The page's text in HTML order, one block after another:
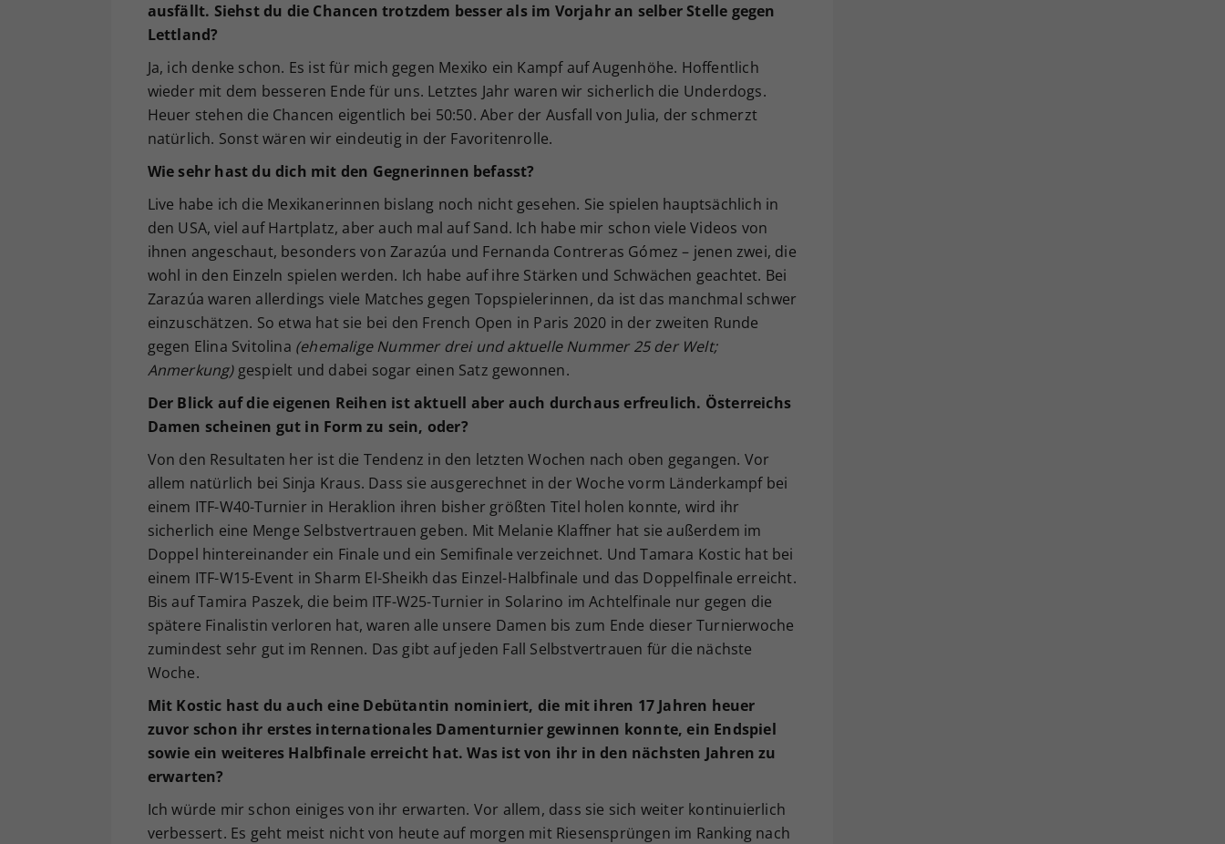
ausfällt. Siehst du die Chancen trotzdem besser als im Vorjahr an selber Stelle gegen
Lettland?
Ja, ich denke schon. Es ist für mich gegen Mexiko ein Kampf auf Augenhöhe. Hoffentlich
wieder mit dem besseren Ende für uns. Letztes Jahr waren wir sicherlich die Underdogs.
Heuer stehen die Chancen eigentlich bei 50:50. Aber der Ausfall von Julia, der schmerzt
natürlich. Sonst wären wir eindeutig in der Favoritenrolle.
Wie sehr hast du dich mit den Gegnerinnen befasst?
Live habe ich die Mexikanerinnen bislang noch nicht gesehen. Sie spielen hauptsächlich in
den USA, viel auf Hartplatz, aber auch mal auf Sand. Ich habe mir schon viele Videos von
ihnen angeschaut, besonders von Zarazúa und Fernanda Contreras Gómez – jenen zwei, die
wohl in den Einzeln spielen werden. Ich habe auf ihre Stärken und Schwächen geachtet. Bei
Zarazúa waren allerdings viele Matches gegen Topspielerinnen, da ist das manchmal schwer
einzuschätzen. So etwa hat sie bei den French Open in Paris 2020 in der zweiten Runde
gegen Elina Svitolina (ehemalige Nummer drei und aktuelle Nummer 25 der Welt;
Anmerkung)gespielt und dabei sogar einen Satz gewonnen.
Der Blick auf die eigenen Reihen ist aktuell aber auch durchaus erfreulich. Österreichs
Damen scheinen gut in Form zu sein, oder?
Von den Resultaten her ist die Tendenz in den letzten Wochen nach oben gegangen. Vor
allem natürlich bei Sinja Kraus. Dass sie ausgerechnet in der Woche vorm Länderkampf bei
einem ITF-W40-Turnier in Heraklion ihren bisher größten Titel holen konnte, wird ihr
sicherlich eine Menge Selbstvertrauen geben. Mit Melanie Klaffner hat sie außerdem im
Doppel hintereinander ein Finale und ein Semifinale verzeichnet. Und Tamara Kostic hat bei
einem ITF-W15-Event in Sharm El-Sheikh das Einzel-Halbfinale und das Doppelfinale erreicht.
Bis auf Tamira Paszek, die beim ITF-W25-Turnier in Solarino im Achtelfinale nur gegen die
spätere Finalistin verloren hat, waren alle unsere Damen bis zum Ende dieser Turnierwoche
zumindest sehr gut im Rennen. Das gibt auf jeden Fall Selbstvertrauen für die nächste
Woche.
Mit Kostic hast du auch eine Debütantin nominiert, die mit ihren 17 Jahren heuer
zuvor schon ihr erstes internationales Damenturnier gewinnen konnte, ein Endspiel
sowie ein weiteres Halbfinale erreicht hat. Was ist von ihr in den nächsten Jahren zu
erwarten?
Ich würde mir schon einiges von ihr erwarten. Vor allem, dass sie sich weiter kontinuierlich
verbessert. Es geht meist nicht von heute auf morgen mit Riesensprüngen im Ranking nach